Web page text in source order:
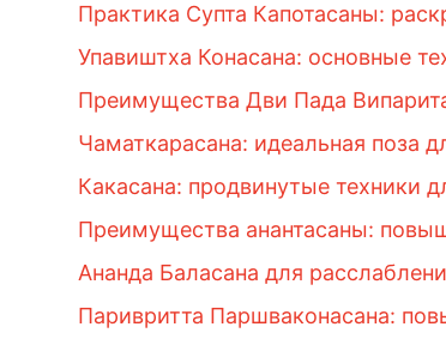
Практика Супта Капотасаны:
Упавиштха Конасана: основные
Преимущества Дви Пада
Чаматкарасана: идеальная поза
Какасана: продвинутые техники
Преимущества анантасаны:
Ананда Баласана для
Паривритта Паршваконасана: